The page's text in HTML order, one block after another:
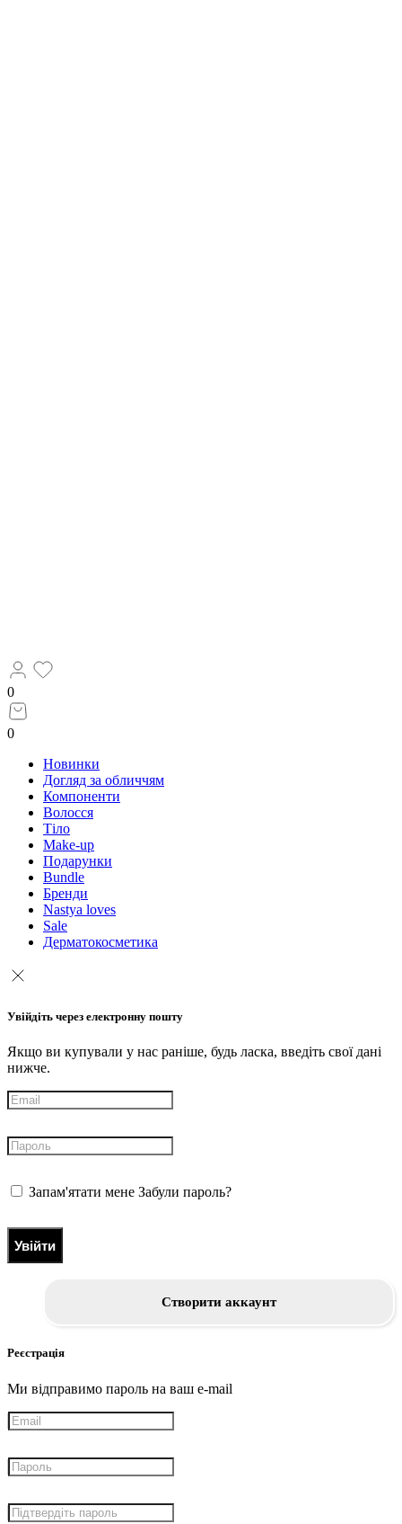
0
0
Новинки
Догляд за обличчям
Компоненти
Волосся
Тіло
Make-up
Подарунки
Bundle
Бренди
Nastya loves
Sale
Дерматокосметика
Увійдіть через електронну пошту
Якщо ви купували у нас раніше, будь ласка, введіть свої дані
нижче.
Запам'ятати мене Забули пароль?
Увійти
Створити аккаунт
Реєстрація
Ми відправимо пароль на ваш e-mail